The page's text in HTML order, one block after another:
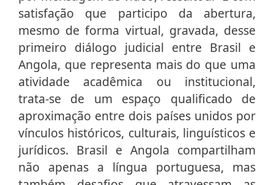
satisfação que participo da abertura,
mesmo de forma virtual, gravada, desse
primeiro diálogo judicial entre Brasil e
Angola, que representa mais do que uma
atividade acadêmica ou institucional,
trata-se de um espaço qualificado de
aproximação entre dois países unidos por
vínculos históricos, culturais, linguísticos e
jurídicos. Brasil e Angola compartilham
não apenas a língua portuguesa, mas